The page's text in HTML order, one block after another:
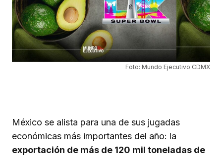
Foto: Mundo Ejecutivo CDMX
México se alista para una de sus jugadas
económicas más importantes del año: la
exportación de más de 120 mil toneladas de